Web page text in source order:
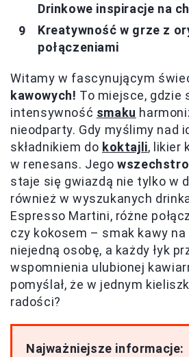
Drinkowe inspiracje na
Kreatywność w grze z
połączeniami
Witamy w fascynującym
kawowych! To miejsce, gdzie
intensywność smaku
nieodparty. Gdy myślimy nad
składnikiem do koktajli, likier
w renesans. Jego
staje się gwiazdą nie tylko w
również w wyszukanych
Espresso Martini, różne
czy kokosem – smak kawy
niejedną osobę, a każdy łyk
wspomnienia ulubionej
pomyślał, że w jednym
radości?
Najważniejsze informacje: